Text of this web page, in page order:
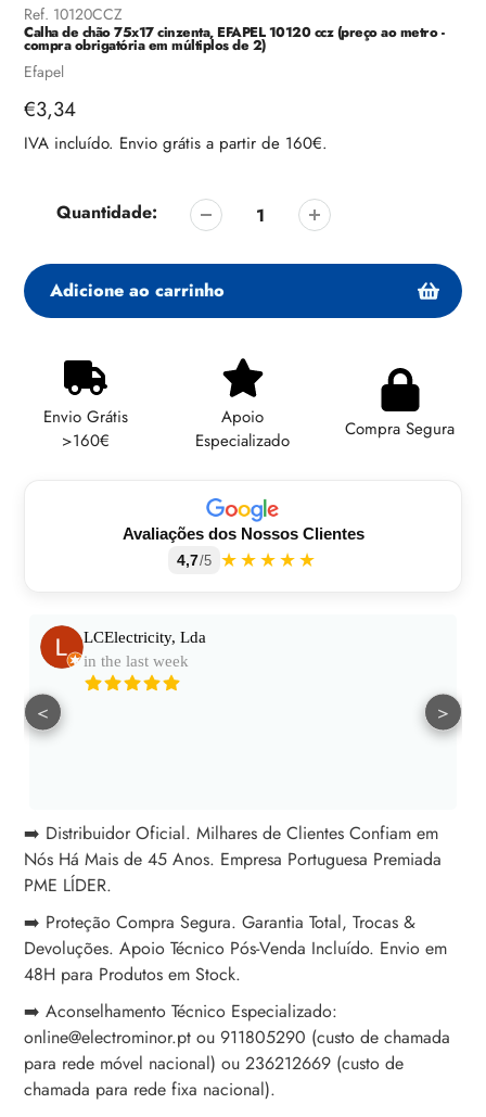
Ref. 10120CCZ
Calha de chão 75x17 cinzenta, EFAPEL 10120 ccz (preço ao metro -
compra obrigatória em múltiplos de 2)
Fornecedor
Efapel
Preço
regular
€3,34
IVA incluído. Envio grátis a partir de 160€.
Quantidade:
Adicione ao carrinho
seu
carrinho
Envio Grátis
>160€
Apoio
Especializado
Compra Segura
Avaliações dos Nossos Clientes
4,7/5 ★★★★★
LCElectricity, Lda
in the last week
< >
➡️ Distribuidor Oficial. Milhares de Clientes Confiam em
Nós Há Mais de 45 Anos. Empresa Portuguesa Premiada
PME LÍDER.
➡️ Proteção Compra Segura. Garantia Total, Trocas &
Devoluções. Apoio Técnico Pós-Venda Incluído. Envio em
48H para Produtos em Stock.
➡️ Aconselhamento Técnico Especializado:
online@electrominor.pt ou 911805290 (custo de chamada
para rede móvel nacional) ou 236212669 (custo de
chamada para rede fixa nacional).